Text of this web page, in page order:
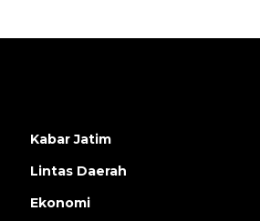
Kabar Jatim
Lintas Daerah
Ekonomi